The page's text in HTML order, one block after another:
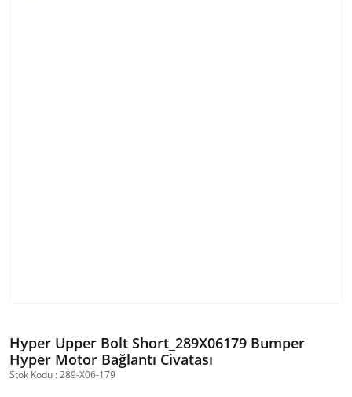
Hyper Upper Bolt Short_289X06179 Bumper
Hyper Motor Bağlantı Civatası
Stok Kodu : 289-X06-179